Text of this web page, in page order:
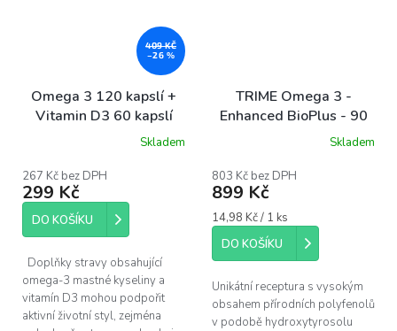
409 KČ
–26 %
Omega 3 120 kapslí +
Vitamin D3 60 kapslí
Skladem
267 Kč bez DPH
299 Kč
DO KOŠÍKU
Doplňky stravy obsahující
omega-3 mastné kyseliny a
vitamín D3 mohou podpořit
aktivní životní styl, zejména
TRIME Omega 3 -
Enhanced BioPlus - 90
Skladem
803 Kč bez DPH
899 Kč
Měrná
cena:
14,98 Kč / 1 ks
DO KOŠÍKU
Unikátní receptura s vysokým
obsahem přírodních polyfenolů
v podobě hydroxytyrosolu